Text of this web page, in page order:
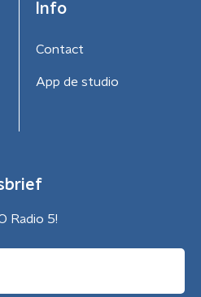
Info
Contact
App de studio
Radio 5!